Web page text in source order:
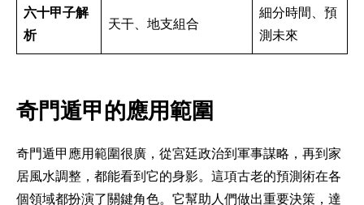
六十甲子解
析
天干、地支組合
細分時間、預
測未來
奇門遁甲的應用範圍
奇門遁甲應用範圍很廣，從宮廷政治到軍事謀略，再到家
居風水調整，都能看到它的身影。這項古老的預測術在各
個領域都扮演了關鍵角色。它幫助人們做出重要決策，達